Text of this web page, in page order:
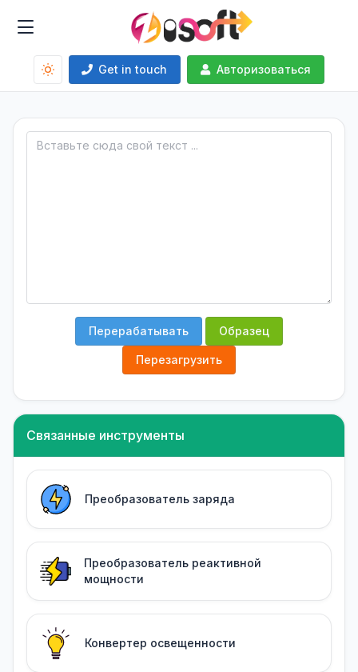
Get in touch Авторизоваться
Перерабатывать Образец
Перезагрузить
Связанные инструменты
Преобразователь заряда
Преобразователь реактивной
мощности
Конвертер освещенности